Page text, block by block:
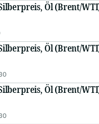
Öl (Brent/
Öl (Brent/
Öl (Brent/